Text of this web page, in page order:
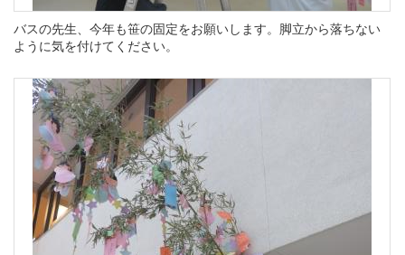
バスの先生、今年も笹の固定をお願いします。脚立から落ちない
ように気を付けてください。